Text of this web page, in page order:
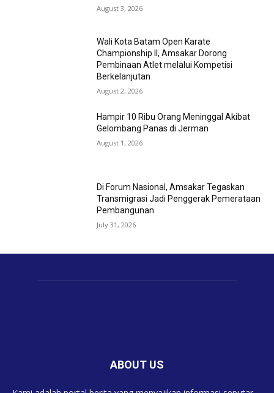
August 3, 2026
Wali Kota Batam Open Karate
Championship II, Amsakar Dorong
Pembinaan Atlet melalui Kompetisi
Berkelanjutan
August 2, 2026
Hampir 10 Ribu Orang Meninggal Akibat
Gelombang Panas di Jerman
August 1, 2026
Di Forum Nasional, Amsakar Tegaskan
Transmigrasi Jadi Penggerak Pemerataan
Pembangunan
July 31, 2026
ABOUT US